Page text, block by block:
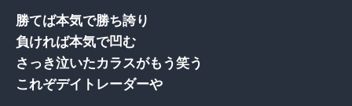
勝てば本気で勝ち誇り
負ければ本気で凹む
さっき泣いたカラスがもう笑う
これぞデイトレーダーや